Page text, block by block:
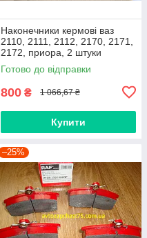
Наконечники кермові ваз
2110, 2111, 2112, 2170, 2171,
2172, приора, 2 штуки
(виробник Finwhale,
Німеччина)
Готово до відправки
800 ₴ 1 066,67 ₴
Купити
–25%